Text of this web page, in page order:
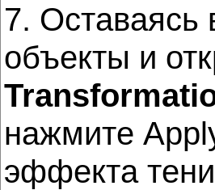
7. Оставаясь
объекты и
нажмите
эффекта